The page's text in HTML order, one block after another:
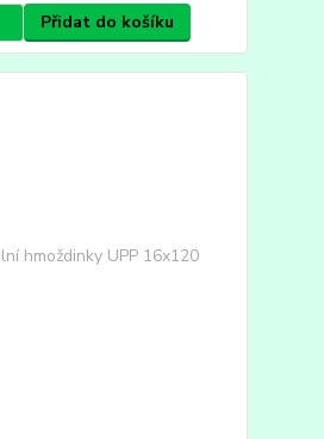
Přidat do košíku